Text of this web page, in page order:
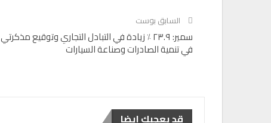
السابق بوست
سمير: ٢٣.٩ ٪ زيادة في التبادل التجاري وتوقيع مذكرتي
في تنمية الصادرات وصناعة السيارات
قد يعجبك ايضا